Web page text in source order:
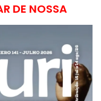
DE NOSSA